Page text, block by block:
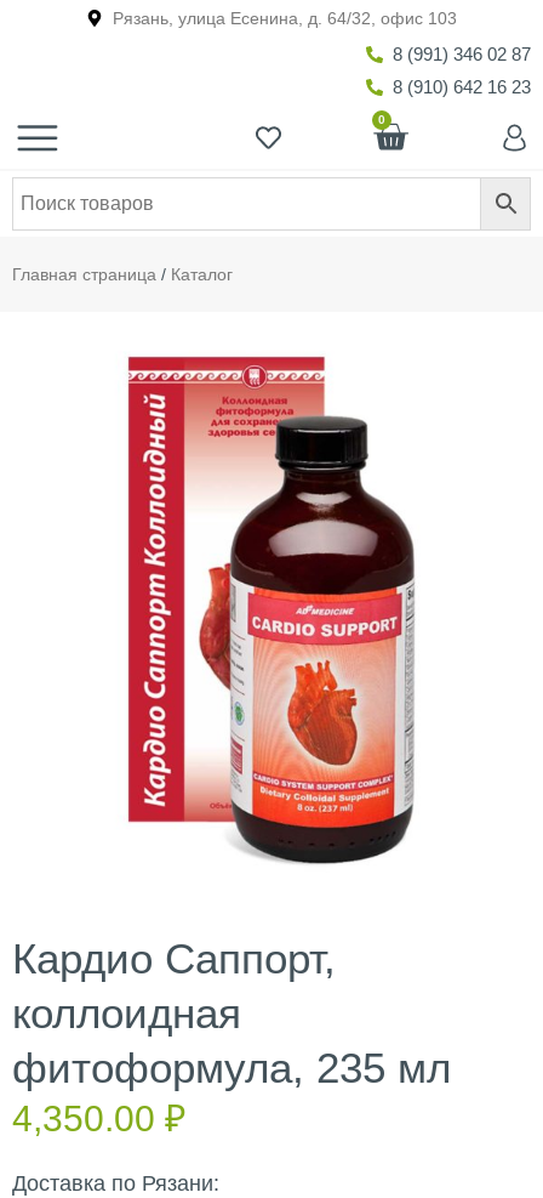
Рязань, улица Есенина, д. 64/32, офис 103
8 (991) 346 02 87
8 (910) 642 16 23
0
Главная страница / Каталог
Кардио Саппорт,
коллоидная
фитоформула, 235 мл
4,350.00 ₽
Доставка по Рязани: